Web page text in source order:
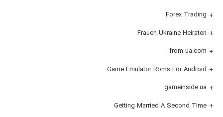
Forex Trading
Frauen Ukraine Heiraten
from-ua.com
Game Emulator Roms For Android
gameinside.ua
Getting Married A Second Time